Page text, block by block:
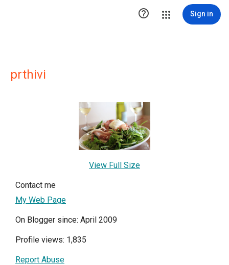
 Sign in
prthivi
View Full Size
Contact me
My Web Page
On Blogger since: April 2009
Profile views: 1,835
Report Abuse